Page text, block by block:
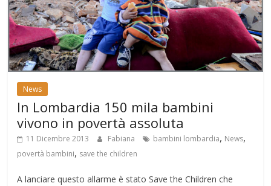
News
In Lombardia 150 mila bambini
vivono in povertà assoluta
11 Dicembre 2013 Fabiana bambini lombardia, News,
povertà bambini, save the children
A lanciare questo allarme è stato Save the Children che